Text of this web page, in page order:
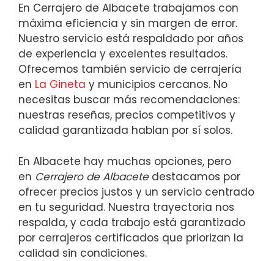
En Cerrajero de Albacete trabajamos con
máxima eficiencia y sin margen de error.
Nuestro servicio está respaldado por años
de experiencia y excelentes resultados.
Ofrecemos también servicio de cerrajería
en La Gineta y municipios cercanos. No
necesitas buscar más recomendaciones:
nuestras reseñas, precios competitivos y
calidad garantizada hablan por sí solos.
En Albacete hay muchas opciones, pero
en Cerrajero de Albacetedestacamos por
ofrecer precios justos y un servicio centrado
en tu seguridad. Nuestra trayectoria nos
respalda, y cada trabajo está garantizado
por cerrajeros certificados que priorizan la
calidad sin condiciones.